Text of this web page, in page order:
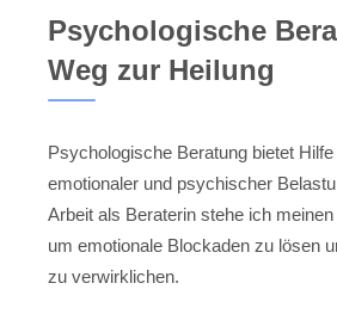
Psychologische
Weg zur Heilung
Psychologische Beratung bietet
emotionaler und psychischer
Arbeit als Beraterin stehe ich
um emotionale Blockaden zu lösen
zu verwirklichen.